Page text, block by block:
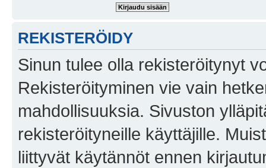
REKISTERÖIDY
Sinun tulee olla rekisteröitynyt
Rekisteröityminen vie vain
mahdollisuuksia. Sivuston
rekisteröityneille käyttäjille.
liittyvät käytännöt ennen